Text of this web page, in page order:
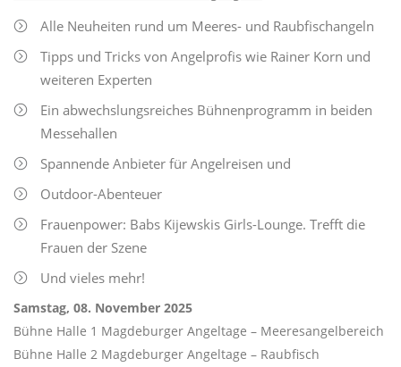
Alle Neuheiten rund um Meeres- und Raubfischangeln
Tipps und Tricks von Angelprofis wie Rainer Korn und
weiteren Experten
Ein abwechslungsreiches Bühnenprogramm in beiden
Messehallen
Spannende Anbieter für Angelreisen und
Outdoor-Abenteuer
Frauenpower: Babs Kijewskis Girls-Lounge. Trefft die
Frauen der Szene
Und vieles mehr!
Samstag, 08. November 2025
Bühne Halle 1 Magdeburger Angeltage – Meeresangelbereich
Bühne Halle 2 Magdeburger Angeltage – Raubfisch